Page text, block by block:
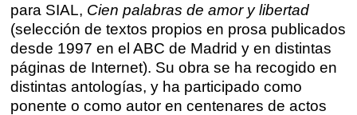
Málaga
Bilbao
Vitoria
Cursos
Curso integral de narrativa
Máster de creación poética
para SIAL, Cien palabras de amor y libertad
(selección de textos propios en prosa publicados
desde 1997 en el ABC de Madrid y en distintas
páginas de Internet). Su obra se ha recogido en
distintas antologías, y ha participado como
ponente o como autor en centenares de actos